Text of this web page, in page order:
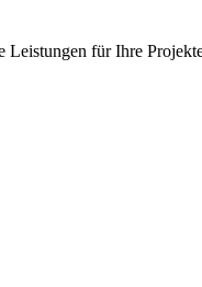
für Ihre